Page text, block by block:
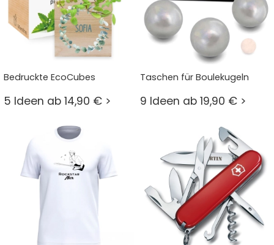
Bedruckte EcoCubes
5 Ideen ab 14,90 € >
Taschen für Boulekugeln
9 Ideen ab 19,90 € >